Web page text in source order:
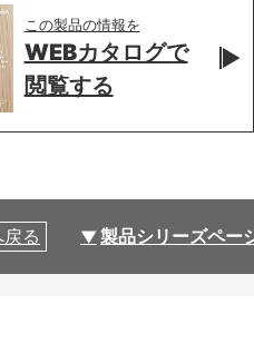
この製品の情報を
WEBカタログで
閲覧する
る 製品シリーズペー